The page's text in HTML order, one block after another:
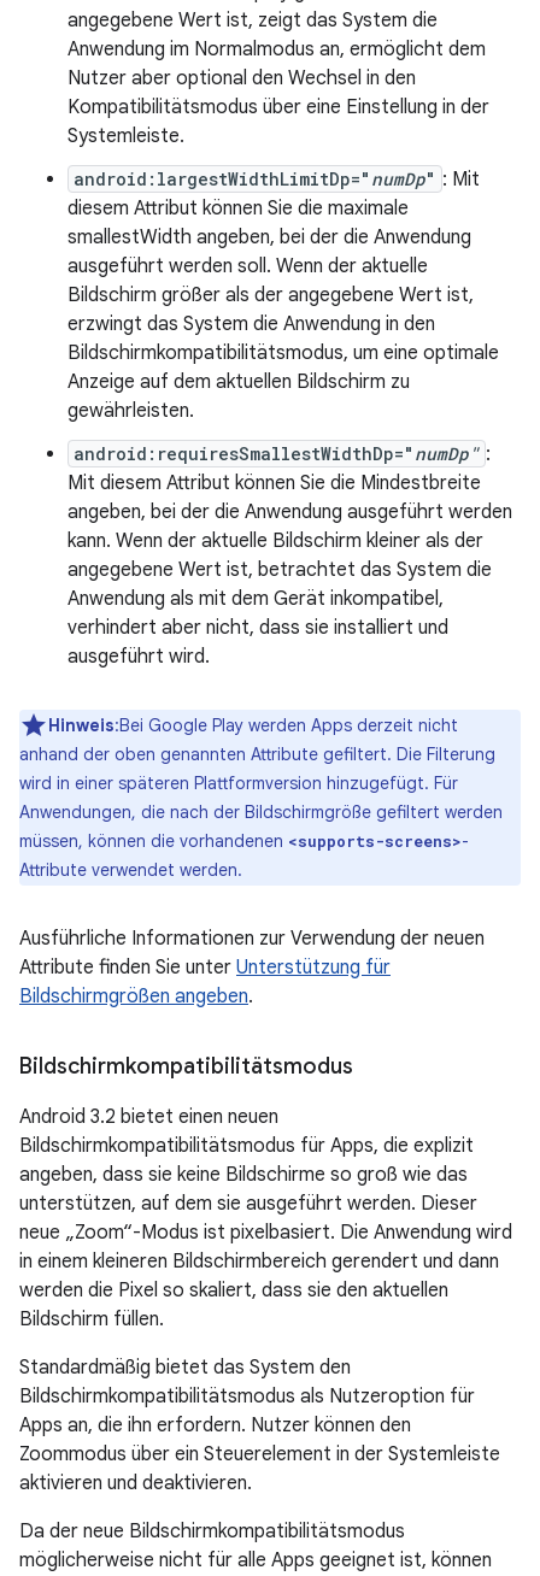
angegebene Wert ist, zeigt das System die
Anwendung im Normalmodus an, ermöglicht dem
Nutzer aber optional den Wechsel in den
Kompatibilitätsmodus über eine Einstellung in der
Systemleiste.
android:largestWidthLimitDp=" numDp" : Mit
diesem Attribut können Sie die maximale
smallestWidth angeben, bei der die Anwendung
ausgeführt werden soll. Wenn der aktuelle
Bildschirm größer als der angegebene Wert ist,
erzwingt das System die Anwendung in den
Bildschirmkompatibilitätsmodus, um eine optimale
Anzeige auf dem aktuellen Bildschirm zu
gewährleisten.
android:requiresSmallestWidthDp=" numDp" :
Mit diesem Attribut können Sie die Mindestbreite
angeben, bei der die Anwendung ausgeführt werden
kann. Wenn der aktuelle Bildschirm kleiner als der
angegebene Wert ist, betrachtet das System die
Anwendung als mit dem Gerät inkompatibel,
verhindert aber nicht, dass sie installiert und
ausgeführt wird.
Hinweis:Bei Google Play werden Apps derzeit nicht
anhand der oben genannten Attribute gefiltert. Die Filterung
wird in einer späteren Plattformversion hinzugefügt. Für
Anwendungen, die nach der Bildschirmgröße gefiltert werden
müssen, können die vorhandenen <supports-screens>-
Attribute verwendet werden.
Ausführliche Informationen zur Verwendung der neuen
Attribute finden Sie unter Unterstützung für
Bildschirmgrößen angeben.
Bildschirmkompatibilitätsmodus
Android 3.2 bietet einen neuen
Bildschirmkompatibilitätsmodus für Apps, die explizit
angeben, dass sie keine Bildschirme so groß wie das
unterstützen, auf dem sie ausgeführt werden. Dieser
neue „Zoom“-Modus ist pixelbasiert. Die Anwendung wird
in einem kleineren Bildschirmbereich gerendert und dann
werden die Pixel so skaliert, dass sie den aktuellen
Bildschirm füllen.
Standardmäßig bietet das System den
Bildschirmkompatibilitätsmodus als Nutzeroption für
Apps an, die ihn erfordern. Nutzer können den
Zoommodus über ein Steuerelement in der Systemleiste
aktivieren und deaktivieren.
Da der neue Bildschirmkompatibilitätsmodus
möglicherweise nicht für alle Apps geeignet ist, können